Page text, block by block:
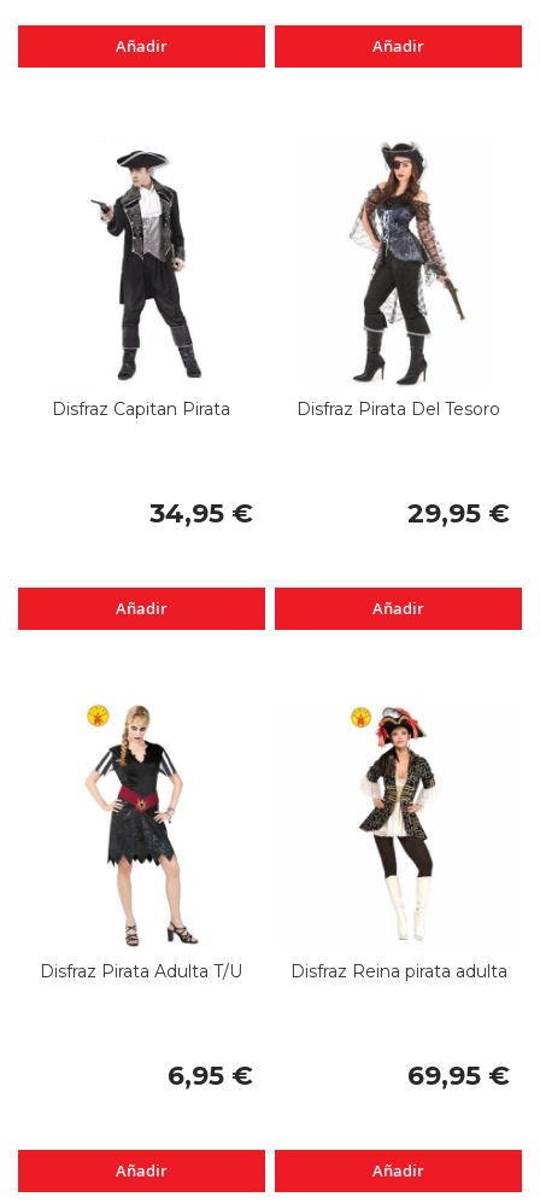
Añadir Añadir
Disfraz Capitan Pirata
34,95 €
Añadir
Disfraz Pirata Del Tesoro
29,95 €
Añadir
Disfraz Pirata Adulta T/U
6,95 €
Añadir
Disfraz Reina pirata adulta
69,95 €
Añadir